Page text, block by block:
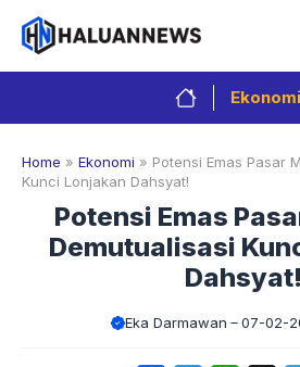
Langsung
isi
Ekonomi
Home » Ekonomi » Potensi Emas Pasar
Kunci Lonjakan Dahsyat!
Potensi Emas
Demutualisasi
Dahsyat!
Eka Darmawan 07-02-